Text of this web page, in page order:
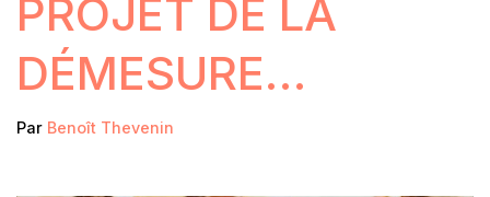
PROJET DE LA
DÉMESURE…
Par Benoît Thevenin